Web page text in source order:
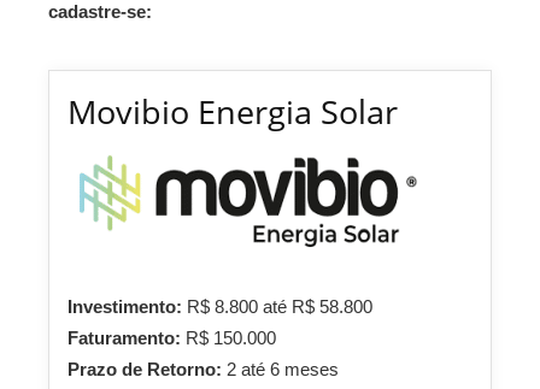
cadastre-se:
Movibio Energia Solar
Investimento: R$ 8.800 até R$ 58.800
Faturamento: R$ 150.000
Prazo de Retorno: 2 até 6 meses